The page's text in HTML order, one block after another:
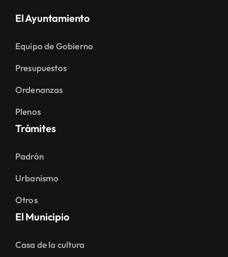
El Ayuntamiento
Equipo de Gobierno
Presupuestos
Ordenanzas
Plenos
Trámites
Padrón
Urbanismo
Otros
El Municipio
Casa de la cultura